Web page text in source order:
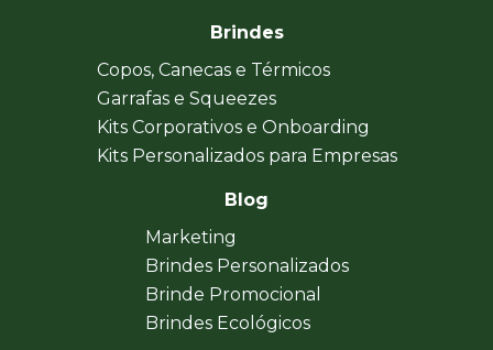
Brindes
Copos, Canecas e Térmicos
Garrafas e Squeezes
Kits Corporativos e Onboarding
Kits Personalizados para Empresas
Blog
Marketing
Brindes Personalizados
Brinde Promocional
Brindes Ecológicos